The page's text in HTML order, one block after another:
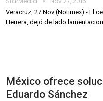
Veracruz, 27 Nov (Notimex).- El
Herrera, dejó de lado
México ofrece
Eduardo Sánchez